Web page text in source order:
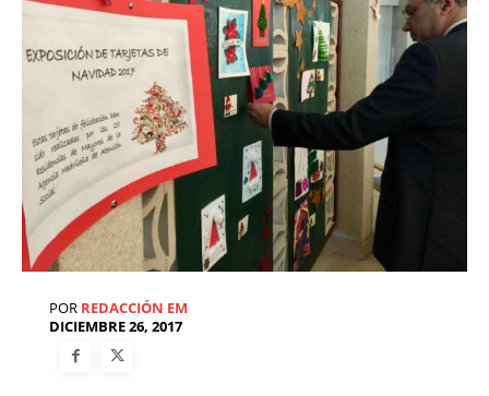
POR REDACCIÓN EM
DICIEMBRE 26, 2017